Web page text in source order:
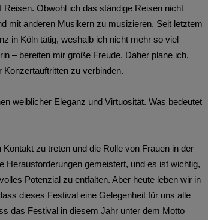
Obwohl ich das ständige Reisen nicht
mit anderen Musikern zu musizieren. Seit letztem
in Köln tätig, weshalb ich nicht mehr so viel
– bereiten mir große Freude. Daher plane ich,
zu verbinden.
weiblicher Eleganz und Virtuosität. Was bedeutet
zu treten und die Rolle von Frauen in der
Herausforderungen gemeistert, und es ist wichtig,
Potenzial zu entfalten. Aber heute leben wir in
dieses Festival eine Gelegenheit für uns alle
das Festival in diesem Jahr unter dem Motto